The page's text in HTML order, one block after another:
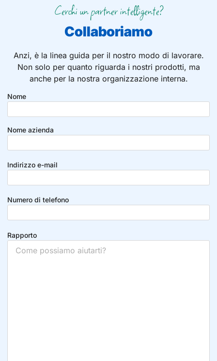
Cerchi un partner intelligente?
Collaboriamo
Anzi, è la linea guida per il nostro modo di lavorare.
Non solo per quanto riguarda i nostri prodotti, ma
anche per la nostra organizzazione interna.
Nome
Nome azienda
Indirizzo e-mail
Numero di telefono
Rapporto